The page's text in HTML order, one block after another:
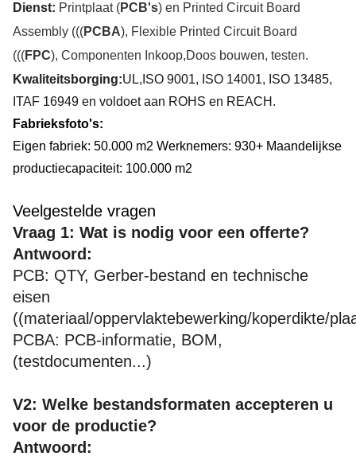
Dienst: Printplaat (PCB's) en Printed Circuit Board
Assembly (((PCBA), Flexible Printed Circuit Board
(((FPC), Componenten Inkoop,Doos bouwen, testen.
Kwaliteitsborging:UL,ISO 9001, ISO 14001, ISO 13485,
ITAF 16949 en voldoet aan ROHS en REACH.
Fabrieksfoto's:
Eigen fabriek: 50.000 m2 Werknemers: 930+ Maandelijkse
productiecapaciteit: 100.000 m2
Veelgestelde vragen
Vraag 1: Wat is nodig voor een offerte?
Antwoord:
PCB: QTY, Gerber-bestand en technische
eisen
((materiaal/oppervlaktebewerking/koperdikte/
PCBA: PCB-informatie, BOM,
(testdocumenten...)
V2: Welke bestandsformaten accepteren u
voor de productie?
Antwoord: